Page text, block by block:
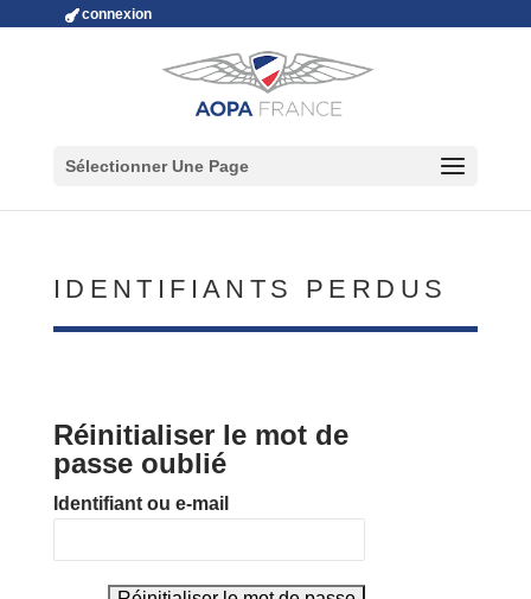
connexion
Sélectionner Une Page
IDENTIFIANTS PERDUS
Réinitialiser le mot de
passe oublié
Identifiant ou e-mail